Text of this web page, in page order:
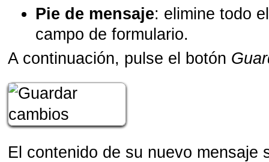
Pie de mensaje: elimine todo
campo de formulario.
A continuación, pulse el botón
El contenido de su nuevo mensaje